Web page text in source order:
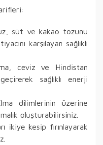
süt ve kakao tozunu
karşılayan sağlıklı
ceviz ve Hindistan
sağlıklı enerji
dilimlerinin üzerine
oluşturabilirsiniz.
ikiye kesip fırınlayarak